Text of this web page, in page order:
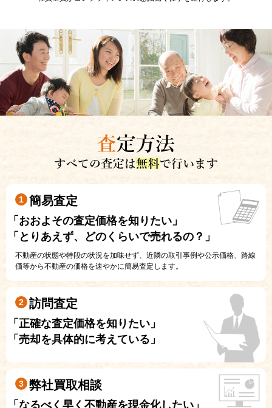
1 簡易査定
「おおよその査定価格を知りたい」
「とりあえず、どのくらいで売れるの？」
不動産の状態や特段の状況を加味せず、近隣の取引事例や公示価格、路線
価等から不動産の価格を速やかに簡易査定します。
2 訪問査定
「正確な査定価格を知りたい」
「売却を具体的に考えている」
3 弊社買取相談
「なるべく早く不動産を現金化したい」